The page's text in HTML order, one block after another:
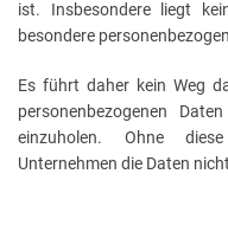
ist. Insbesondere liegt
besondere
Es führt daher kein Weg
personenbezogenen
einzuholen. Ohne
Unternehmen die Daten